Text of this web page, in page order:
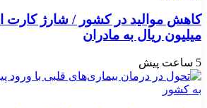
میلیون ریال به مادران
5 ساعت پیش